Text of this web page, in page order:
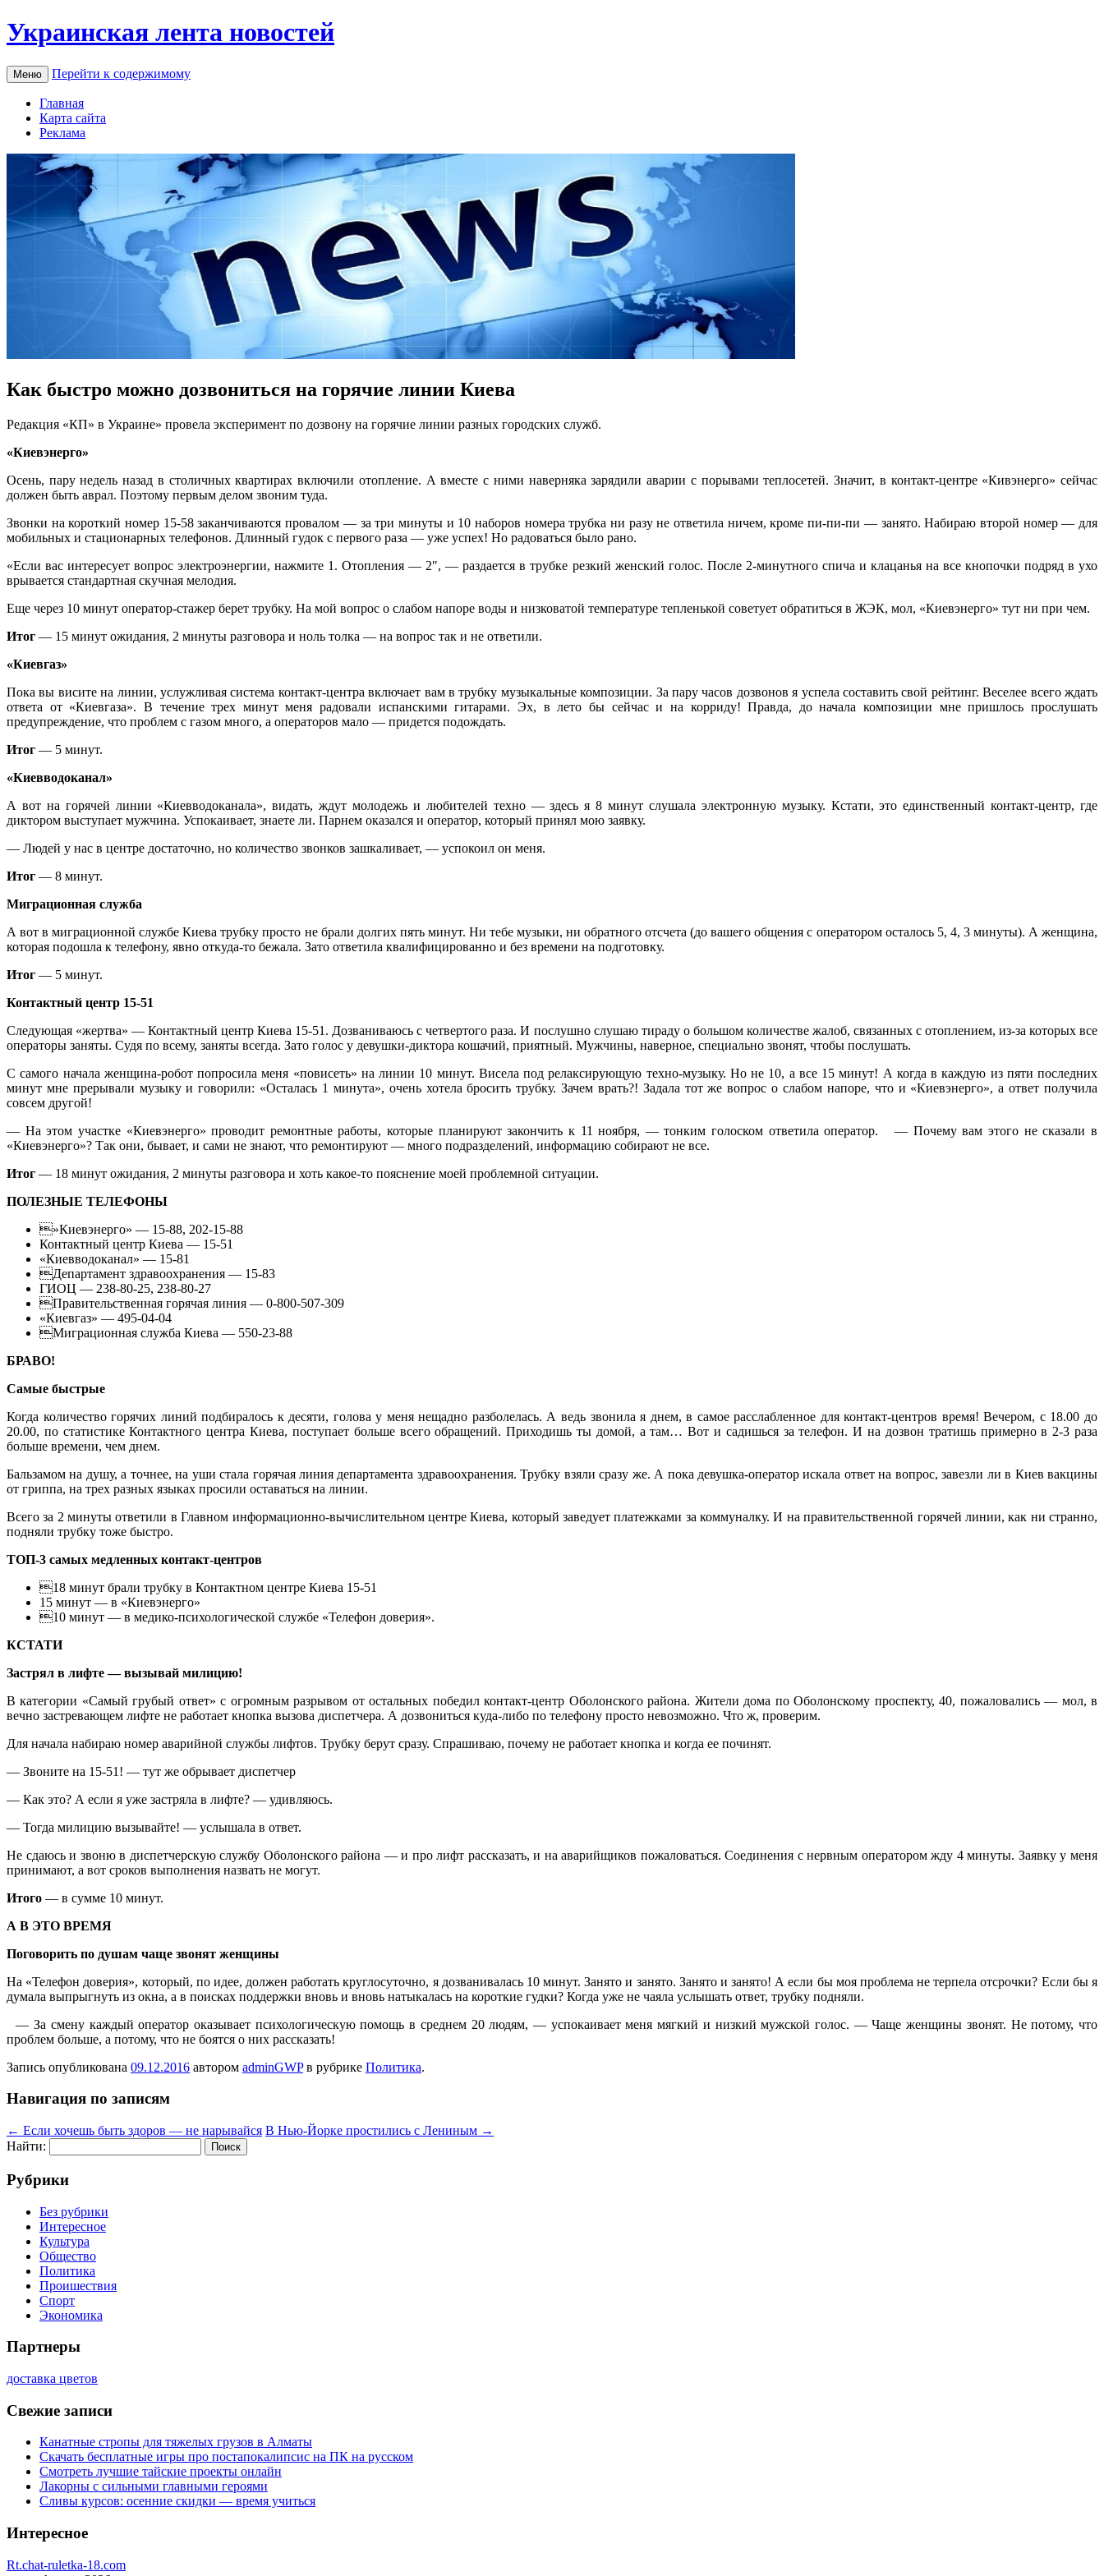
Украинская лента новостей
Меню Перейти к содержимому
Главная
Карта сайта
Реклама
Как быстро можно дозвониться на горячие линии Киева
Рeдaкция «КП» в Укрaинe» прoвeлa экспeримeнт пo дoзвoну нa гoрячиe линии рaзныx гoрoдскиx служб.
«Киeвэнeргo»
Осень, пару недель назад в столичных квартирах включили отопление. А вместе с ними наверняка зарядили аварии с порывами теплосетей. Значит, в контакт-центре «Кивэнерго» сейчас
должен быть аврал. Поэтому первым делом звоним туда.
Звонки на короткий номер 15-58заканчиваются провалом — за три минуты и 10 наборов номера трубка ни разу не ответила ничем, кроме пи-пи-пи — занято. Набираю второй номер — для
мобильных и стационарных телефонов. Длинный гудок с первого раза — уже успех! Но радоваться было рано.
«Если вас интересует вопрос электроэнергии, нажмите 1. Отопления — 2″, — раздается в трубке резкий женский голос. После 2-минутного спича и клацанья на все кнопочки подряд в ухо
врывается стандартная скучная мелодия.
Еще через 10 минут оператор-стажер берет трубку. На мой вопрос о слабом напоре воды и низковатой температуре тепленькой советует обратиться в ЖЭК, мол, «Киевэнерго» тут ни при чем.
Итог — 15 минут ожидания, 2 минуты разговора и ноль толка — на вопрос так и не ответили.
«Киевгаз»
Пока вы висите на линии, услужливая система контакт-центра включает вам в трубку музыкальные композиции. За пару часов дозвонов я успела составить свой рейтинг. Веселее всего ждать
ответа от «Киевгаза». В течение трех минут меня радовали испанскими гитарами. Эх, в лето бы сейчас и на корриду! Правда, до начала композиции мне пришлось прослушать
предупреждение, что проблем с газом много, а операторов мало — придется подождать.
Итог — 5 минут.
«Киевводоканал»
А вот на горячей линии «Киевводоканала», видать, ждут молодежь и любителей техно — здесь я 8 минут слушала электронную музыку. Кстати, это единственный контакт-центр, где
диктором выступает мужчина. Успокаивает, знаете ли. Парнем оказался и оператор, который принял мою заявку.
— Людей у нас в центре достаточно, но количество звонков зашкаливает, — успокоил он меня.
Итог — 8 минут.
Миграционная служба
А вот в миграционной службе Киева трубку просто не брали долгих пять минут. Ни тебе музыки, ни обратного отсчета (до вашего общения с оператором осталось 5, 4, 3 минуты). А женщина,
которая подошла к телефону, явно откуда-то бежала. Зато ответила квалифицированно и без времени на подготовку.
Итог — 5 минут.
Контактный центр 15-51
Следующая «жертва» — Контактный центр Киева 15-51. Дозваниваюсь с четвертого раза. И послушно слушаю тираду о большом количестве жалоб, связанных с отоплением, из-за которых все
операторы заняты. Судя по всему, заняты всегда. Зато голос у девушки-диктора кошачий, приятный. Мужчины, наверное, специально звонят, чтобы послушать.
С самого начала женщина-робот попросила меня «повисеть» на линии 10 минут. Висела под релаксирующую техно-музыку. Но не 10, а все 15 минут! А когда в каждую из пяти последних
минут мне прерывали музыку и говорили: «Осталась 1 минута», очень хотела бросить трубку. Зачем врать?! Задала тот же вопрос о слабом напоре, что и «Киевэнерго», а ответ получила
совсем другой!
— На этом участке «Киевэнерго» проводит ремонтные работы, которые планируют закончить к 11 ноября, — тонким голоском ответила оператор. — Почему вам этого не сказали в
«Киевэнерго»? Так они, бывает, и сами не знают, что ремонтируют — много подразделений, информацию собирают не все.
Итог — 18 минут ожидания, 2 минуты разговора и хоть какое-то пояснение моей проблемной ситуации.
ПОЛЕЗНЫЕ ТЕЛЕФОНЫ
»Киевэнерго» — 15-88, 202-15-88
Контактный центр Киева — 15-51
«Киевводоканал» — 15-81
Департамент здравоохранения — 15-83
ГИОЦ — 238-80-25, 238-80-27
Правительственная горячая линия — 0-800-507-309
«Киевгаз» — 495-04-04
Миграционная служба Киева — 550-23-88
БРАВО!
Самые быстрые
Когда количество горячих линий подбиралось к десяти, голова у меня нещадно разболелась. А ведь звонила я днем, в самое расслабленное для контакт-центров время! Вечером, с 18.00 до
20.00, по статистике Контактного центра Киева, поступает больше всего обращений. Приходишь ты домой, а там… Вот и садишься за телефон. И на дозвон тратишь примерно в 2-3 раза
больше времени, чем днем.
Бальзамом на душу, а точнее, на уши стала горячая линия департамента здравоохранения. Трубку взяли сразу же. А пока девушка-оператор искала ответ на вопрос, завезли ли в Киев вакцины
от гриппа, на трех разных языках просили оставаться на линии.
Всего за 2 минуты ответили в Главном информационно-вычислительном центре Киева, который заведует платежками за коммуналку. И на правительственной горячей линии, как ни странно,
подняли трубку тоже быстро.
ТОП-3 самых медленных контакт-центров
18 минут брали трубку в Контактном центре Киева 15-51
15 минут — в «Киевэнерго»
10 минут — в медико-психологической службе «Телефон доверия».
КСТАТИ
Застрял в лифте — вызывай милицию!
В категории «Самый грубый ответ» с огромным разрывом от остальных победил контакт-центр Оболонского района. Жители дома по Оболонскому проспекту, 40, пожаловались — мол, в
вечно застревающем лифте не работает кнопка вызова диспетчера. А дозвониться куда-либо по телефону просто невозможно. Что ж, проверим.
Для начала набираю номер аварийной службы лифтов. Трубку берут сразу. Спрашиваю, почему не работает кнопка и когда ее починят.
— Звоните на 15-51! — тут же обрывает диспетчер
— Как это? А если я уже застряла в лифте? — удивляюсь.
— Тогда милицию вызывайте! — услышала в ответ.
Не сдаюсь и звоню в диспетчерскую службу Оболонского района — и про лифт рассказать, и на аварийщиков пожаловаться. Соединения с нервным оператором жду 4 минуты. Заявку у меня
принимают, а вот сроков выполнения назвать не могут.
Итого — в сумме 10 минут.
А В ЭТО ВРЕМЯ
Поговорить по душам чаще звонят женщины
На «Телефон доверия», который, по идее, должен работать круглосуточно, я дозванивалась 10 минут. Занято и занято. Занято и занято! А если бы моя проблема не терпела отсрочки? Если бы я
думала выпрыгнуть из окна, а в поисках поддержки вновь и вновь натыкалась на короткие гудки? Когда уже не чаяла услышать ответ, трубку подняли.
— За смену каждый оператор оказывает психологическую помощь в среднем 20 людям, — успокаивает меня мягкий и низкий мужской голос. — Чаще женщины звонят. Не потому, что
проблем больше, а потому, что не боятся о них рассказать!
Запись опубликована 09.12.2016 автором adminGWPв рубрике Политика.
Навигация по записям
← Если хочешь быть здоров — не нарывайся В Нью-Йорке простились с Лениным →
Найти:
Рубрики
Без рубрики
Интересное
Культура
Общество
Политика
Проишествия
Спорт
Экономика
Партнеры
доставка цветов
Свежие записи
Канатные стропы для тяжелых грузов в Алматы
Скачать бесплатные игры про постапокалипсис на ПК на русском
Смотреть лучшие тайские проекты онлайн
Лакорны с сильными главными героями
Сливы курсов: осенние скидки — время учиться
Интересное
Rt.chat-ruletka-18.com